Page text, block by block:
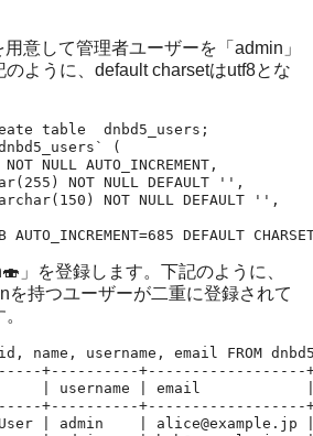
意して管理者ユーザーを「admin」
ように、default charsetはutf8とな
table  dnbd5_users;
(
NULL AUTO_INCREMENT,
NOT NULL DEFAULT '',
NOT NULL DEFAULT '',
AUTO_INCREMENT=685 DEFAULT
」を登録します。下記のように、
を持つユーザーが二重に登録されて
id, name, username, email FROM
+----------+------------------
| username | email
+----------+------------------
| admin    | alice@example.jp